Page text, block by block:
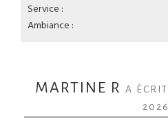
Service :
Ambiance :
MARTINE R A
2026